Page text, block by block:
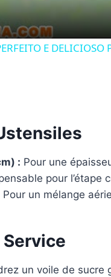
E DELICIOSO
: Pour une
pour l’étape
Pour un mélange
un voile de sucre